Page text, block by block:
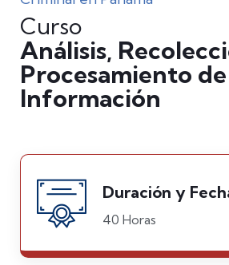
Curso
Análisis,
Procesamiento
Información
Duración y
40 Horas